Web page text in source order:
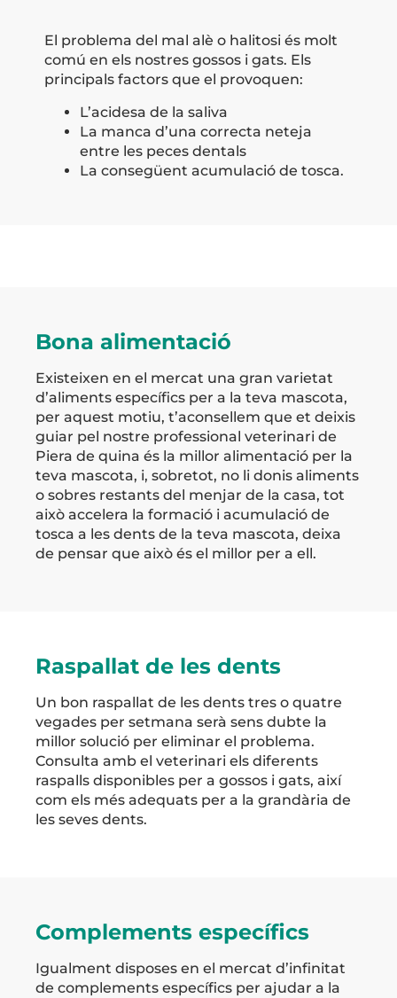
El problema del mal alè o halitosi és molt
comú en els nostres gossos i gats. Els
principals factors que el provoquen:
L’acidesa de la saliva
La manca d’una correcta neteja
entre les peces dentals
La consegüent acumulació de tosca.
Bona alimentació
Existeixen en el mercat una gran varietat
d’aliments específics per a la teva mascota,
per aquest motiu, t’aconsellem que et deixis
guiar pel nostre professional veterinari de
Piera de quina és la millor alimentació per la
teva mascota, i, sobretot, no li donis aliments
o sobres restants del menjar de la casa, tot
això accelera la formació i acumulació de
tosca a les dents de la teva mascota, deixa
de pensar que això és el millor per a ell.
Raspallat de les dents
Un bon raspallat de les dents tres o quatre
vegades per setmana serà sens dubte la
millor solució per eliminar el problema.
Consulta amb el veterinari els diferents
raspalls disponibles per a gossos i gats, així
com els més adequats per a la grandària de
les seves dents.
Complements específics
Igualment disposes en el mercat d’infinitat
de complements específics per ajudar a la